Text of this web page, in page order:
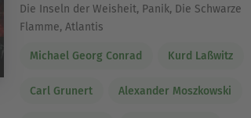
Die Inseln der Weisheit, Panik, Die Schwarze
Flamme, Atlantis
Michael Georg Conrad Kurd Laßwitz
Carl Grunert Alexander Moszkowski